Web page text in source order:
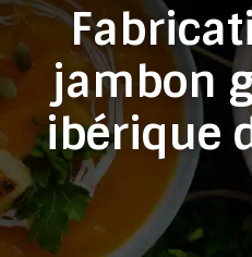
jambon
ibérique